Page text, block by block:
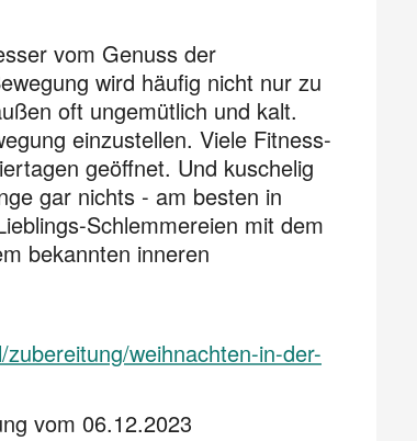
vom Genuss der
wird häufig nicht nur zu
oft ungemütlich und kalt.
einzustellen. Viele Fitness-
geöffnet. Und kuschelig
gar nichts - am besten in
Schlemmereien mit dem
bekannten inneren
weihnachten-in-der-
vom 06.12.2023